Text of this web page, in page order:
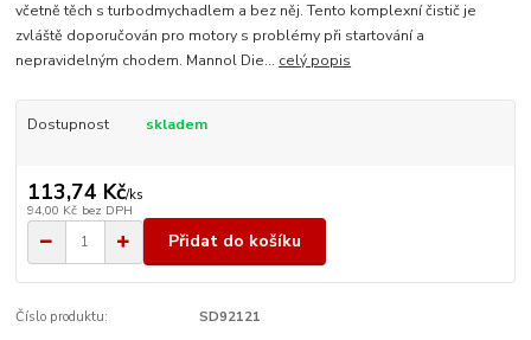
včetně těch s turbodmychadlem a bez něj. Tento komplexní čistič je
zvláště doporučován pro motory s problémy při startování a
nepravidelným chodem. Mannol Die... celý popis
Dostupnost skladem
113,74 Kč/ks
94,00 Kč bez DPH
Přidat do košíku
Číslo produktu: SD92121